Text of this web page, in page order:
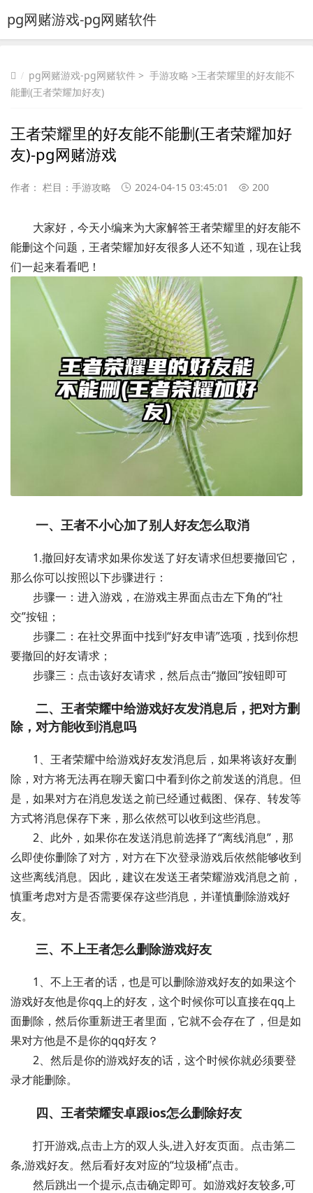
pg网赌游戏-pg网赌软件
pg网赌游戏-pg网赌软件 > 手游攻略 >王者荣耀里的好友能不
能删(王者荣耀加好友)
王者荣耀里的好友能不能删(王者荣耀加好
友)-pg网赌游戏
作者： 栏目： 手游攻略 2024-04-15 03:45:01 200
大家好，今天小编来为大家解答王者荣耀里的好友能不
能删这个问题，王者荣耀加好友很多人还不知道，现在让我
们一起来看看吧！
一、王者不小心加了别人好友怎么取消
1.撤回好友请求如果你发送了好友请求但想要撤回它，
那么你可以按照以下步骤进行：
步骤一：进入游戏，在游戏主界面点击左下角的“社
交”按钮；
步骤二：在社交界面中找到“好友申请”选项，找到你想
要撤回的好友请求；
步骤三：点击该好友请求，然后点击“撤回”按钮即可
二、王者荣耀中给游戏好友发消息后，把对方删
除，对方能收到消息吗
1、王者荣耀中给游戏好友发消息后，如果将该好友删
除，对方将无法再在聊天窗口中看到你之前发送的消息。但
是，如果对方在消息发送之前已经通过截图、保存、转发等
方式将消息保存下来，那么依然可以收到这些消息。
2、此外，如果你在发送消息前选择了“离线消息”，那
么即使你删除了对方，对方在下次登录游戏后依然能够收到
这些离线消息。因此，建议在发送王者荣耀游戏消息之前，
慎重考虑对方是否需要保存这些消息，并谨慎删除游戏好
友。
三、不上王者怎么删除游戏好友
1、不上王者的话，也是可以删除游戏好友的如果这个
游戏好友他是你qq上的好友，这个时候你可以直接在qq上
面删除，然后你重新进王者里面，它就不会存在了，但是如
果对方他是不是你的qq好友？
2、然后是你的游戏好友的话，这个时候你就必须要登
录才能删除。
四、王者荣耀安卓跟ios怎么删除好友
打开游戏,点击上方的双人头,进入好友页面。点击第二
条,游戏好友。然后看好友对应的“垃圾桶”点击。
然后跳出一个提示,点击确定即可。如游戏好友较多,可